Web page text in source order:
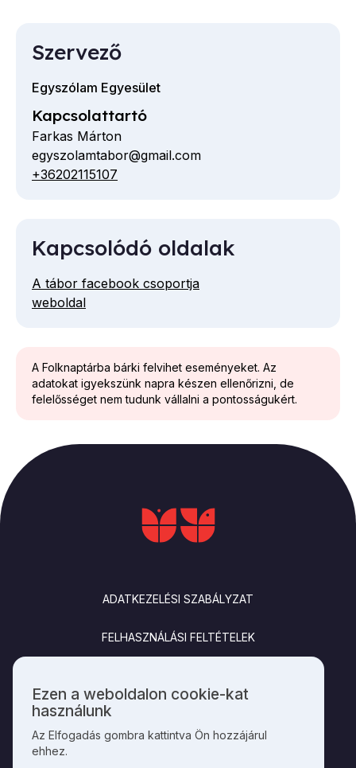
A Folknaptárba bárki felvihet eseményeket. Az
adatokat igyekszünk napra készen ellenőrizni, de
felelősséget nem tudunk vállalni a pontosságukért.
Szervező
Egyszólam Egyesület
Kapcsolattartó
Farkas Márton
E-
mail
egyszolamtabor@gmail.com
Telefon
+36202115107
Kapcsolódó oldalak
A tábor facebook csoportja
weboldal
ADATKEZELÉSI SZABÁLYZAT
FELHASZNÁLÁSI FELTÉTELEK
Személyes
adatok
és
cookie-
Ezen a weboldalon cookie-kat
használunk
Az Elfogadás gombra kattintva Ön hozzájárul
ehhez.